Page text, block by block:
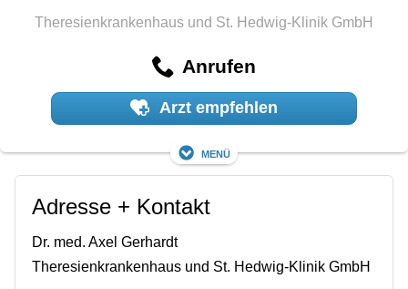
Theresienkrankenhaus und St. Hedwig-Klinik GmbH
Anrufen
Arzt empfehlen
Menü
Adresse + Kontakt
Dr. med. Axel Gerhardt
Theresienkrankenhaus und St. Hedwig-Klinik GmbH